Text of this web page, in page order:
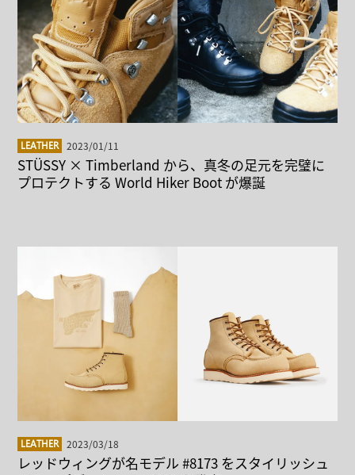
LEATHER 2023/01/11
STÜSSY × Timberland から、真冬の足元を完璧に
プロテクトする World Hiker Boot が爆誕
LEATHER 2023/03/18
レッドウィングが名モデル #8173 をスタイリッシュ